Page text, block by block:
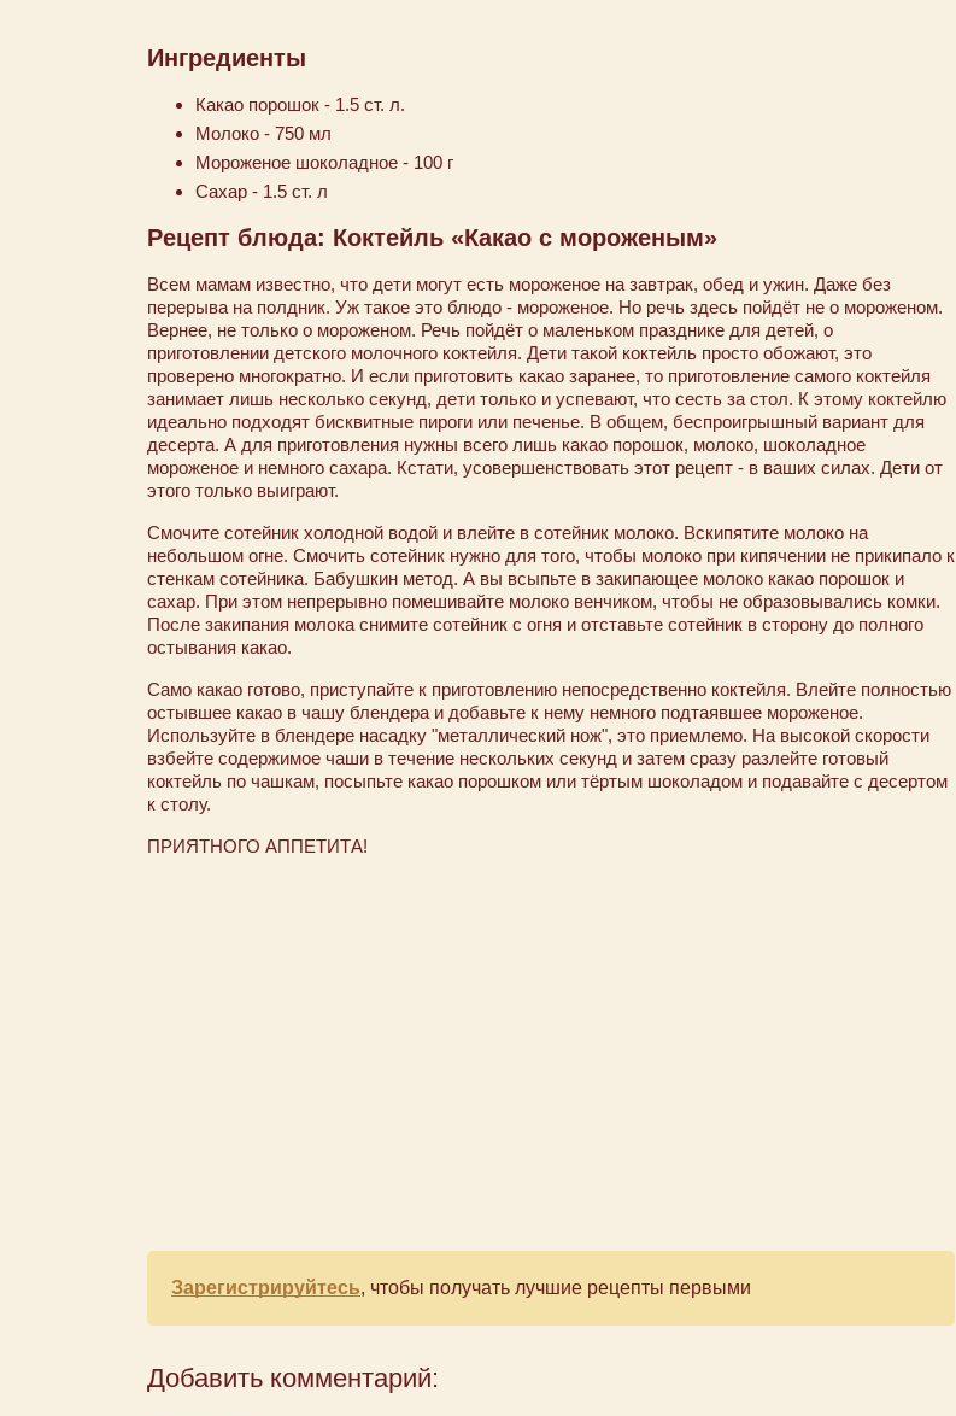
Ингредиенты
Какао порошок - 1.5 ст. л.
Молоко - 750 мл
Мороженое шоколадное - 100 г
Сахар - 1.5 ст. л
Рецепт блюда: Коктейль «Какао с мороженым»
Всем мамам известно, что дети могут есть мороженое на завтрак, обед и ужин. Даже без
перерыва на полдник. Уж такое это блюдо - мороженое. Но речь здесь пойдёт не о мороженом.
Вернее, не только о мороженом. Речь пойдёт о маленьком празднике для детей, о
приготовлении детского молочного коктейля. Дети такой коктейль просто обожают, это
проверено многократно. И если приготовить какао заранее, то приготовление самого коктейля
занимает лишь несколько секунд, дети только и успевают, что сесть за стол. К этому коктейлю
идеально подходят бисквитные пироги или печенье. В общем, беспроигрышный вариант для
десерта. А для приготовления нужны всего лишь какао порошок, молоко, шоколадное
мороженое и немного сахара. Кстати, усовершенствовать этот рецепт - в ваших силах. Дети от
этого только выиграют.
Смочите сотейник холодной водой и влейте в сотейник молоко. Вскипятите молоко на
небольшом огне. Смочить сотейник нужно для того, чтобы молоко при кипячении не прикипало к
стенкам сотейника. Бабушкин метод. А вы всыпьте в закипающее молоко какао порошок и
сахар. При этом непрерывно помешивайте молоко венчиком, чтобы не образовывались комки.
После закипания молока снимите сотейник с огня и отставьте сотейник в сторону до полного
остывания какао.
Само какао готово, приступайте к приготовлению непосредственно коктейля. Влейте полностью
остывшее какао в чашу блендера и добавьте к нему немного подтаявшее мороженое.
Используйте в блендере насадку "металлический нож", это приемлемо. На высокой скорости
взбейте содержимое чаши в течение нескольких секунд и затем сразу разлейте готовый
коктейль по чашкам, посыпьте какао порошком или тёртым шоколадом и подавайте с десертом
к столу.
ПРИЯТНОГО АППЕТИТА!
Зарегистрируйтесь, чтобы получать лучшие рецепты первыми
Добавить комментарий: